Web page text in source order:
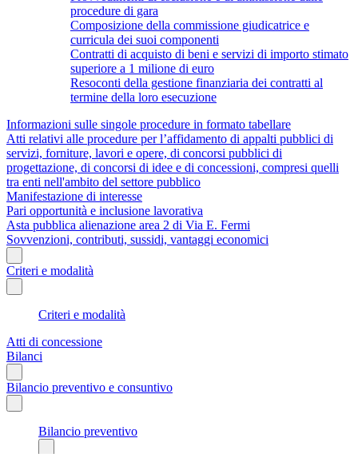
procedure di gara
Composizione della commissione giudicatrice e
curricula dei suoi componenti
Contratti di acquisto di beni e servizi di importo stimato
superiore a 1 milione di euro
Resoconti della gestione finanziaria dei contratti al
termine della loro esecuzione
Informazioni sulle singole procedure in formato tabellare
Atti relativi alle procedure per l’affidamento di appalti pubblici di
servizi, forniture, lavori e opere, di concorsi pubblici di
progettazione, di concorsi di idee e di concessioni, compresi quelli
tra enti nell'ambito del settore pubblico
Manifestazione di interesse
Pari opportunità e inclusione lavorativa
Asta pubblica alienazione area 2 di Via E. Fermi
Sovvenzioni, contributi, sussidi, vantaggi economici
Criteri e modalità
Criteri e modalità
Atti di concessione
Bilanci
Bilancio preventivo e consuntivo
Bilancio preventivo